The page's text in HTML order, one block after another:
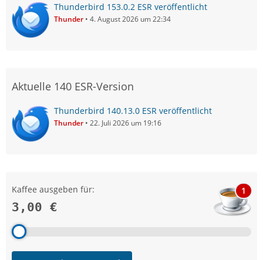
Thunderbird 153.0.2 ESR veröffentlicht
Thunder 4. August 2026 um 22:34
Aktuelle 140 ESR-Version
Thunderbird 140.13.0 ESR veröffentlicht
Thunder 22. Juli 2026 um 19:16
Kaffee ausgeben für:
3,00 €
1